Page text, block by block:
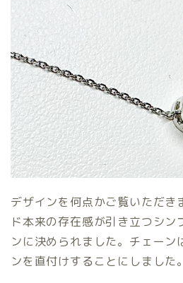
デザインを何点かご覧いただき
ド本来の存在感が引き立つシン
ンに決められました。チェー
ンを直付けすることにしました。